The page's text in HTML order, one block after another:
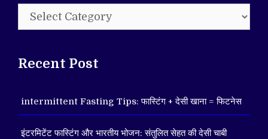
Categories
Recent Post
intermittent Fasting Tips: फास्टिंग + देसी खाना = फिटनेस
इंटरमिटेंट फास्टिंग और भारतीय भोजन: संतुलित सेहत की देसी चाबी